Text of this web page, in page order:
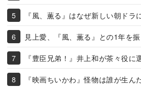
『風、薫る』はなぜ新しい朝ドラ
見上愛、『風、薫る』との1年を
『豊臣兄弟！』井上和が茶々役に
『映画ちいかわ』怪物は誰が生